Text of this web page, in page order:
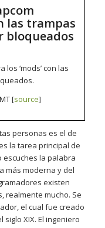
las trampas
bloqueados
‘mods’ con las
[source]
personas es el de
la tarea principal de
escuches la palabra
más moderna y del
existen
realmente mucho. Se
el cual fue creado
XIX. El ingeniero